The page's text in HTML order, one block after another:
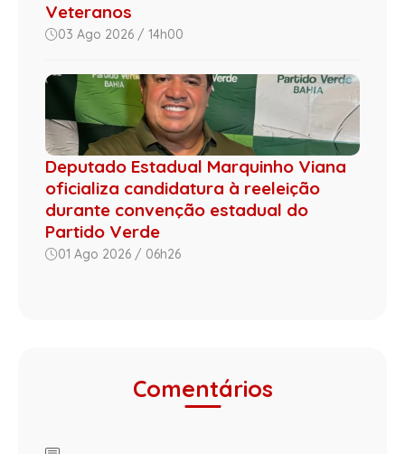
Veteranos
03 Ago 2026 / 14h00
Deputado Estadual Marquinho Viana
oficializa candidatura à reeleição
durante convenção estadual do
Partido Verde
01 Ago 2026 / 06h26
Comentários